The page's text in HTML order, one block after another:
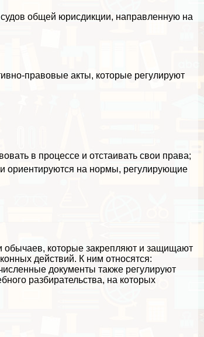
судов общей юрисдикции, направленную на
правовые акты, которые регулируют
в процессе и отстаивать свои права;
ориентируются на нормы, регулирующие
обычаев, которые закрепляют и защищают
действий. К ним относятся:
документы также регулируют
разбирательства, на которых